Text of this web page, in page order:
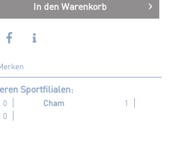
In den Warenkorb
Sportfilialen:
0 Cham
1
0